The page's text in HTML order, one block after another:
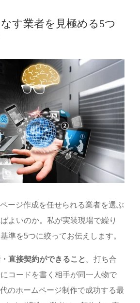
す業者を見極める5つ
ージ作成を任せられる業者を選ぶ
よいのか。私が実装現場で繰り
準を5つに絞ってお伝えします。
直接契約ができること 。打ち合
コードを書く相手が同一人物で
のホームページ制作で成功する最